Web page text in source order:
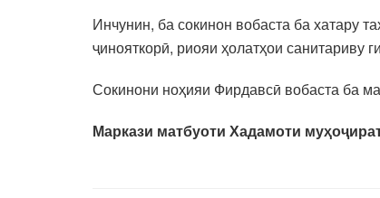
Инчунин, ба сокинон вобаста ба хатару
ҷинояткорӣ, риояи ҳолатҳои
Сокинони ноҳияи Фирдавсӣ вобаста ба
Маркази матбуоти Хадамоти